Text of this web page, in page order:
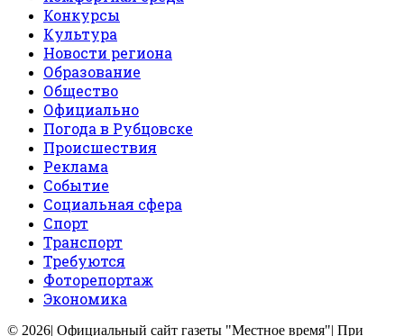
Конкурсы
Культура
Новости региона
Образование
Общество
Официально
Погода в Рубцовске
Происшествия
Реклама
Событие
Социальная сфера
Спорт
Транспорт
Требуются
Фоторепортаж
Экономика
© 2026| Официальный сайт газеты "Местное время"| При